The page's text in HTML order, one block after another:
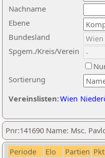
Nachname
Ebene
Sortierung
Bundesland
Spgem./Kreis/Verein
Vereinslisten:Wien
Pnr:141690 Name: Msc.
Periode Elo Partien